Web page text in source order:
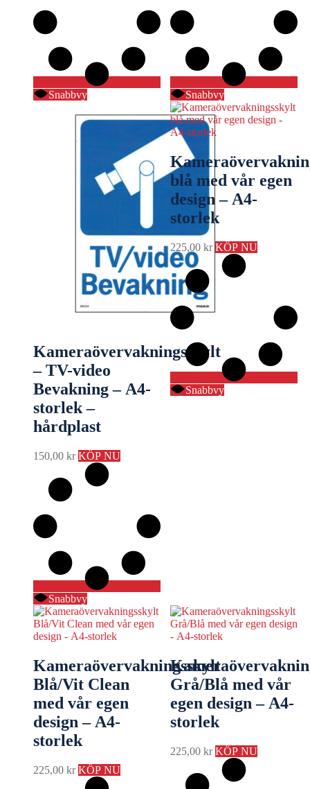
Snabbvy Snabbvy
Kameraövervakningsskylt
– TV-video
Bevakning – A4-
storlek –
hårdplast
150,00 kr KÖP NU
Snabbvy
blå med vår egen
design – A4-
storlek
225,00kr KÖP NU
Snabbvy
Kameraövervakningsskylt
Blå/Vit Clean
med vår egen
design – A4-
storlek
225,00 kr KÖP NU
Grå/Blå med vår
egen design – A4-
storlek
225,00kr KÖP NU